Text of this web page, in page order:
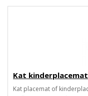
Kat
Kat placemat of